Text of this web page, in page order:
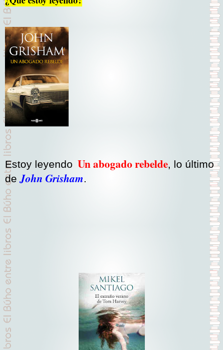
Estoy leyendo Un abogado rebelde, lo último
deJohn Grisham.